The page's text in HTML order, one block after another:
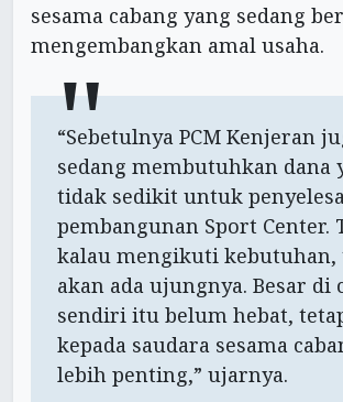
sesama cabang yang sedang
mengembangkan amal usaha.
“Sebetulnya PCM Kenjeran
sedang membutuhkan dana
tidak sedikit untuk
pembangunan Sport Center.
kalau mengikuti kebutuhan,
akan ada ujungnya. Besar di
sendiri itu belum hebat,
kepada saudara sesama
lebih penting,” ujarnya.